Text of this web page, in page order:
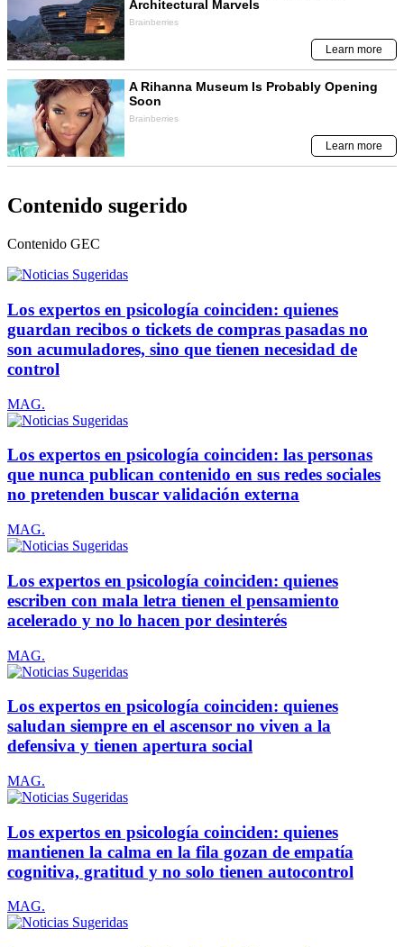
Contenido sugerido
Contenido GEC
Los expertos en psicología coinciden: quienes
guardan recibos o tickets de compras pasadas no
son acumuladores, sino que tienen necesidad de
control
MAG.
Los expertos en psicología coinciden: las personas
que nunca publican contenido en sus redes sociales
no pretenden buscar validación externa
MAG.
Los expertos en psicología coinciden: quienes
escriben con mala letra tienen el pensamiento
acelerado y no lo hacen por desinterés
MAG.
Los expertos en psicología coinciden: quienes
saludan siempre en el ascensor no viven a la
defensiva y tienen apertura social
MAG.
Los expertos en psicología coinciden: quienes
mantienen la calma en la fila gozan de empatía
cognitiva, gratitud y no solo tienen autocontrol
MAG.